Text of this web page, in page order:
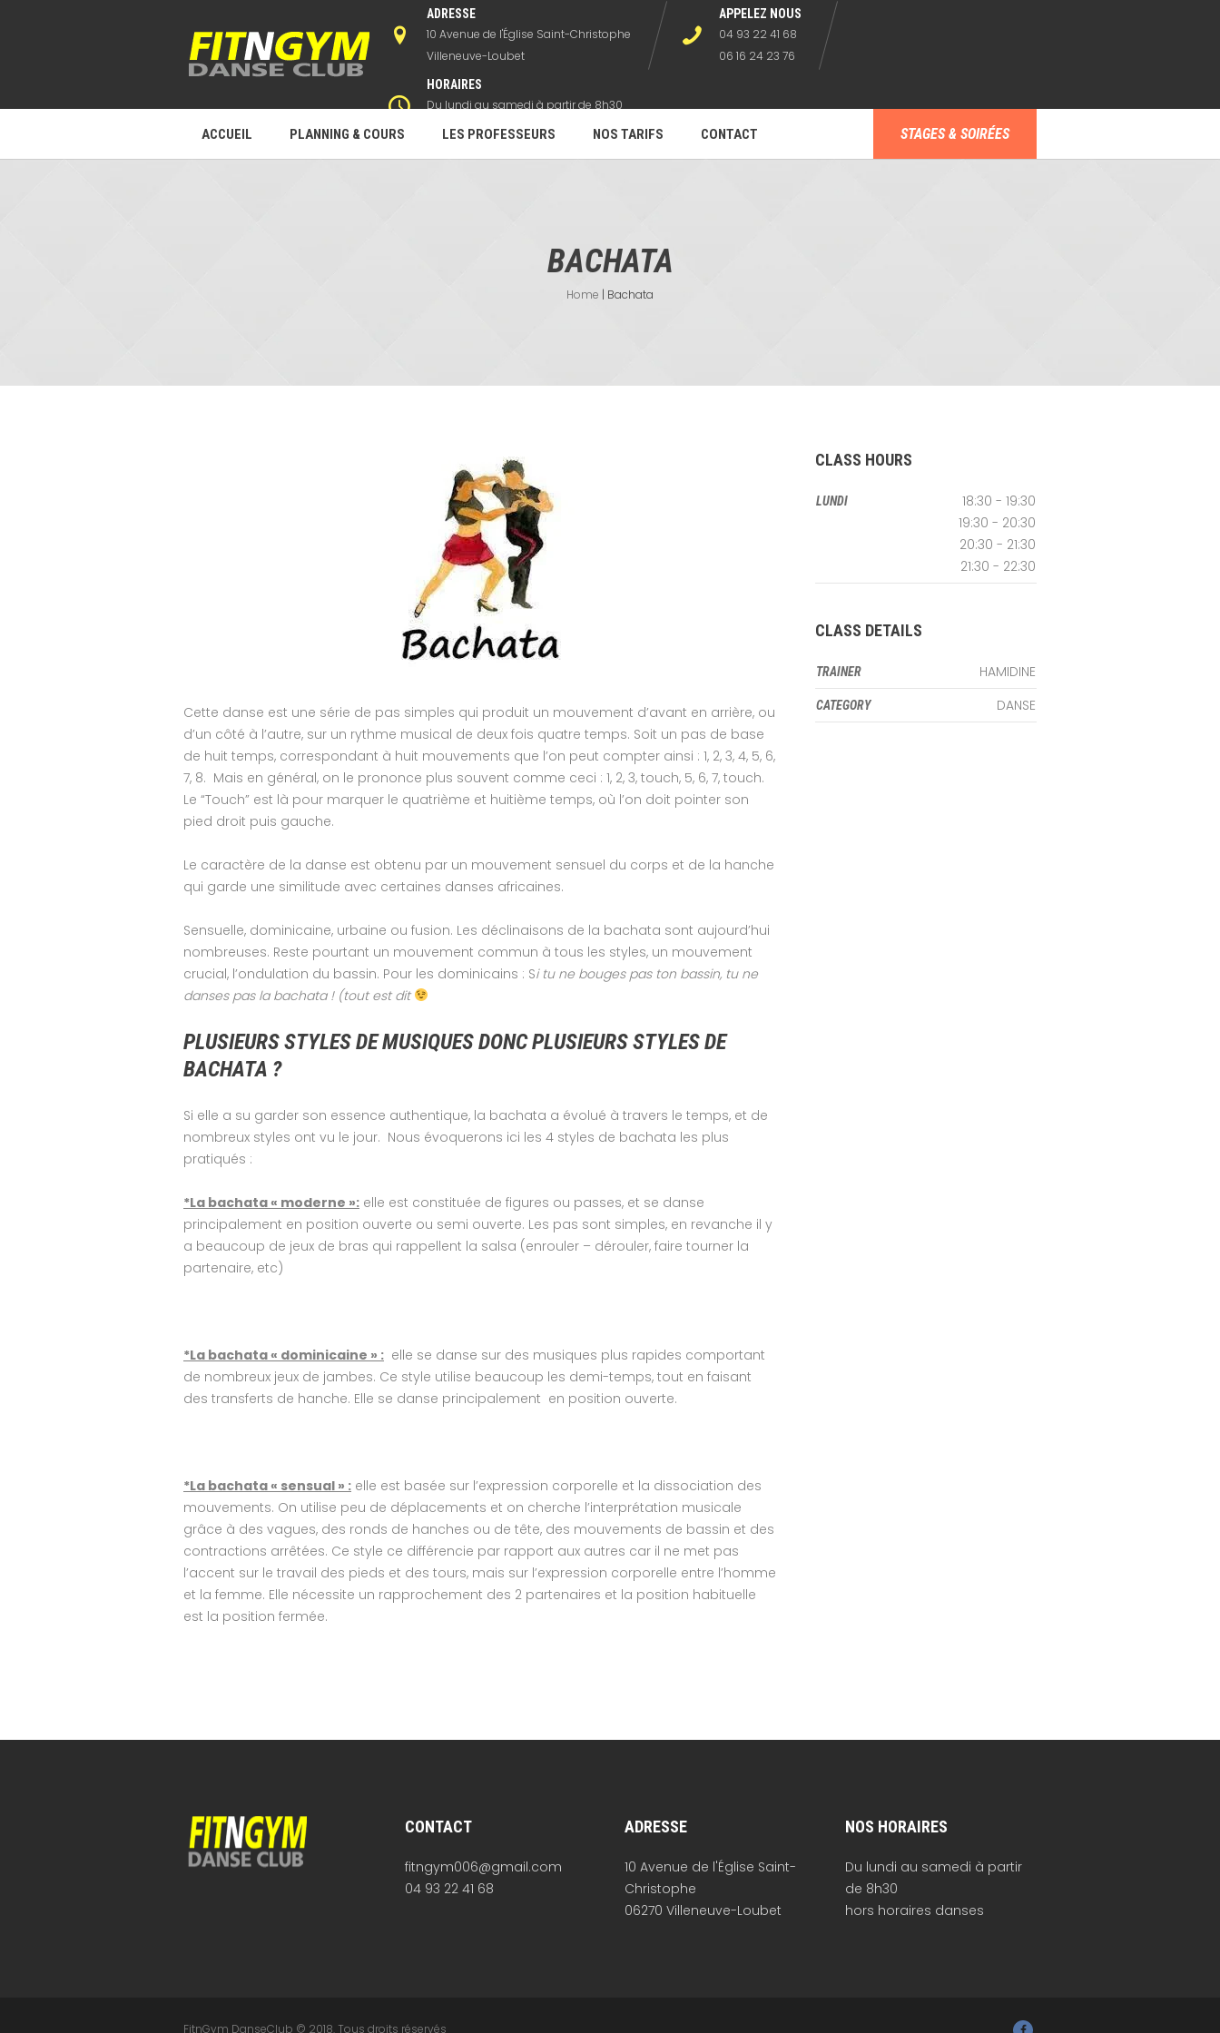
ADRESSE
10 Avenue de l'Église Saint-Christophe
Villeneuve-Loubet
APPELEZ NOUS
04 93 22 41 68
06 16 24 23 76
HORAIRES
Du lundi au samedi à partir de 8h30
hors horaires danses
ACCUEIL PLANNING & COURS LES PROFESSEURS NOS TARIFS CONTACT STAGES & SOIRÉES
BACHATA
Home | Bachata
Cette danse est une série de pas simples qui produit un mouvement d’avant en arrière, ou
d’un côté à l’autre, sur un rythme musical de deux fois quatre temps. Soit un pas de base
de huit temps, correspondant à huit mouvements que l’on peut compter ainsi : 1, 2, 3, 4, 5, 6,
7, 8. Mais en général, on le prononce plus souvent comme ceci : 1, 2, 3, touch, 5, 6, 7, touch.
Le “Touch” est là pour marquer le quatrième et huitième temps, où l’on doit pointer son
pied droit puis gauche.
Le caractère de la danse est obtenu par un mouvement sensuel du corps et de la hanche
qui garde une similitude avec certaines danses africaines.
Sensuelle, dominicaine, urbaine ou fusion. Les déclinaisons de la bachata sont aujourd’hui
nombreuses. Reste pourtant un mouvement commun à tous les styles, un mouvement
crucial, l’ondulation du bassin. Pour les dominicains : Si tu ne bouges pas ton bassin, tu ne
danses pas la bachata ! (tout est dit
PLUSIEURS STYLES DE MUSIQUES DONC PLUSIEURS STYLES DE
BACHATA ?
Si elle a su garder son essence authentique, la bachata a évolué à travers le temps, et de
nombreux styles ont vu le jour. Nous évoquerons ici les 4 styles de bachata les plus
pratiqués :
*La bachata « moderne »: elle est constituée de figures ou passes, et se danse
principalement en position ouverte ou semi ouverte. Les pas sont simples, en revanche il y
a beaucoup de jeux de bras qui rappellent la salsa (enrouler – dérouler, faire tourner la
partenaire, etc)
*La bachata « dominicaine » : elle se danse sur des musiques plus rapides comportant
de nombreux jeux de jambes. Ce style utilise beaucoup les demi-temps, tout en faisant
des transferts de hanche. Elle se danse principalement en position ouverte.
*La bachata « sensual » : elle est basée sur l’expression corporelle et la dissociation des
mouvements. On utilise peu de déplacements et on cherche l’interprétation musicale
grâce à des vagues, des ronds de hanches ou de tête, des mouvements de bassin et des
contractions arrêtées. Ce style ce différencie par rapport aux autres car il ne met pas
l’accent sur le travail des pieds et des tours, mais sur l’expression corporelle entre l’homme
et la femme. Elle nécessite un rapprochement des 2 partenaires et la position habituelle
est la position fermée.
CLASS HOURS
LUNDI
18:30 - 19:30
19:30 - 20:30
20:30 - 21:30
21:30 - 22:30
CLASS DETAILS
TRAINER HAMIDINE
CATEGORY DANSE
CONTACT
fitngym006@gmail.com
04 93 22 41 68
ADRESSE
10 Avenue de l'Église Saint-
Christophe
06270 Villeneuve-Loubet
NOS HORAIRES
Du lundi au samedi à partir
de 8h30
hors horaires danses
FitnGym DanseClub © 2018. Tous droits réservés